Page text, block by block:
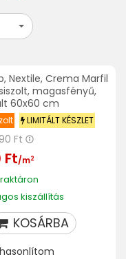
Nextile, Crema Marfil
magasfényű,
60x60 cm
LIMITÁLT KÉSZLET
Ft
Ft/m2
kiszállítás
KOSÁRBA